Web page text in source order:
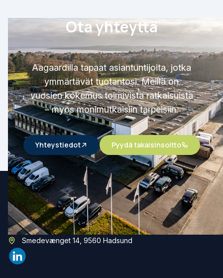
Ota yhteyttä
Aagaardilla tapaat asiantuntijoita, jotka
ymmärtävät tuotantosi. Meillä on
vuosien kokemus toimivista ratkaisuista
– myös monimutkaisiin tarpeisiin.
Yhteystiedot Pyydä takaisinsoitto
Aagaard A/S
(+45) 96 53 12 00
mail@aagaard-systems.dk
Smedevænget 14, 9560 Hadsund